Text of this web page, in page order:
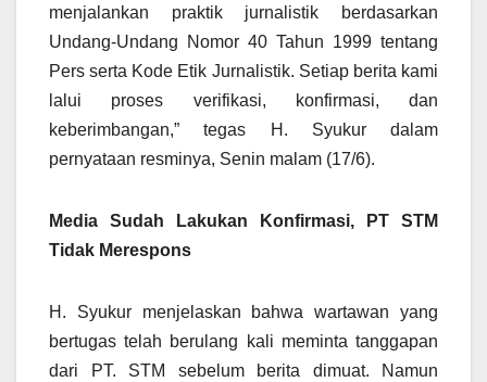
menjalankan praktik jurnalistik berdasarkan
Undang-Undang Nomor 40 Tahun 1999 tentang
Pers serta Kode Etik Jurnalistik. Setiap berita kami
lalui proses verifikasi, konfirmasi, dan
keberimbangan,” tegas H. Syukur dalam
pernyataan resminya, Senin malam (17/6).
Media Sudah Lakukan Konfirmasi, PT STM
Tidak Merespons
H. Syukur menjelaskan bahwa wartawan yang
bertugas telah berulang kali meminta tanggapan
dari PT. STM sebelum berita dimuat. Namun